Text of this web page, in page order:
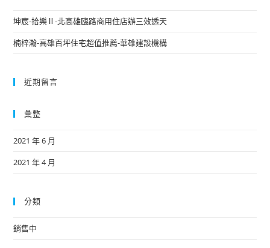
坤宸-拾樂Ⅱ-北高雄臨路商用住店辦三效透天
楠梓瀚-高雄百坪住宅超值推薦-華雄建設機構
近期留言
彙整
2021 年 6 月
2021 年 4 月
分類
銷售中